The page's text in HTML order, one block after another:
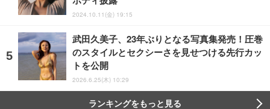
2024.10.11(金) 19:15
武田久美子、23年ぶりとなる写真集発売！圧巻
のスタイルとセクシーさを見せつける先行カッ
トを公開
2026.6.25(木) 10:29
ランキングをもっと見る